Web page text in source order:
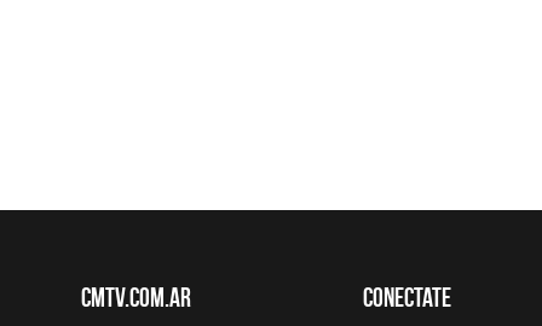
CMTV.com.ar Conectate